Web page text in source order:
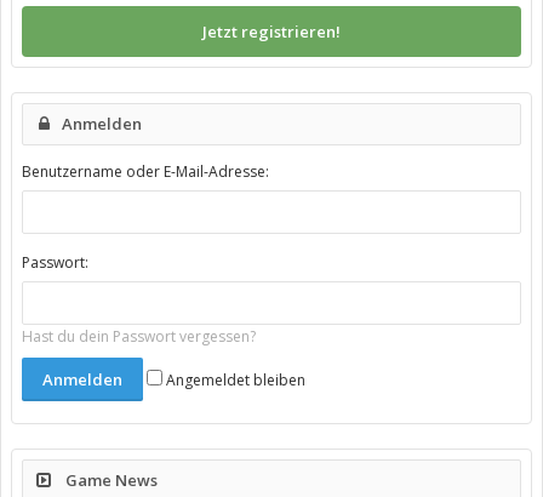
Jetzt registrieren!
Anmelden
Benutzername oder E-Mail-Adresse:
Passwort:
Hast du dein Passwort vergessen?
Angemeldet bleiben
Game News